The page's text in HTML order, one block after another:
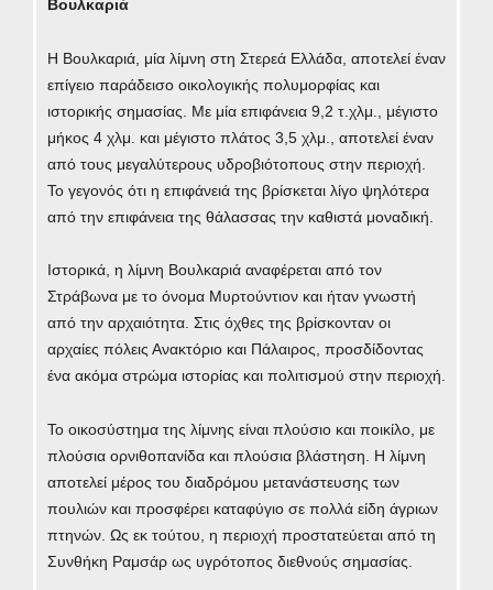
Βουλκαριά
Η Βουλκαριά, μία λίμνη στη Στερεά Ελλάδα, αποτελεί έναν
επίγειο παράδεισο οικολογικής πολυμορφίας και
ιστορικής σημασίας. Με μία επιφάνεια 9,2 τ.χλμ., μέγιστο
μήκος 4 χλμ. και μέγιστο πλάτος 3,5 χλμ., αποτελεί έναν
από τους μεγαλύτερους υδροβιότοπους στην περιοχή.
Το γεγονός ότι η επιφάνειά της βρίσκεται λίγο ψηλότερα
από την επιφάνεια της θάλασσας την καθιστά μοναδική.
Ιστορικά, η λίμνη Βουλκαριά αναφέρεται από τον
Στράβωνα με το όνομα Μυρτούντιον και ήταν γνωστή
από την αρχαιότητα. Στις όχθες της βρίσκονταν οι
αρχαίες πόλεις Ανακτόριο και Πάλαιρος, προσδίδοντας
ένα ακόμα στρώμα ιστορίας και πολιτισμού στην περιοχή.
Το οικοσύστημα της λίμνης είναι πλούσιο και ποικίλο, με
πλούσια ορνιθοπανίδα και πλούσια βλάστηση. Η λίμνη
αποτελεί μέρος του διαδρόμου μετανάστευσης των
πουλιών και προσφέρει καταφύγιο σε πολλά είδη άγριων
πτηνών. Ως εκ τούτου, η περιοχή προστατεύεται από τη
Συνθήκη Ραμσάρ ως υγρότοπος διεθνούς σημασίας.